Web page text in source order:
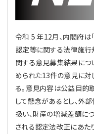
定款関連
法改正-法人運営
インボイス
電子帳簿保存法
法改正-法務
IT
論壇
カレンダー
NEWS・TOPIC・特報
【連載】オピニオンリ
【連載】これからの時
【連載】採用・定着・
【連載】事例に学ぶ
【連載】シェアコモン
公益・一般法人オンライン
登録案内
専門誌一覧
令和 5 年12月、内閣府は
認定等に関する法律施行
関する意見募集結果につ
められた13件の意見に対
る。意見内容は公益目
して懸念があるとし、外
扱い、財産の増減差額に
される認定法改正にあた